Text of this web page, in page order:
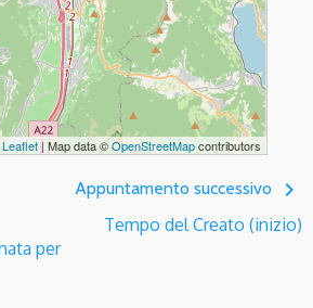
Leaflet| Map data ©OpenStreetMapcontributors
per
Appuntamento successivo navigate_next
Tempo del Creato (inizio)